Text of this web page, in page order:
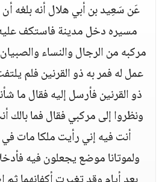
عَن سَعِيد بن أبي هلال أنه بلغه
مسيره دخل مدينة فاستكف
مركبه من الرجال والنساء
عمل له فمر به ذو القرنين فلم
ذو القرنين فأرسل إليه فقال ما
ونظروا إلى مركبي فقال فما بالك
أنت فيه إني رأيت ملكا مات
ولموتانا موضع يجعلون فيه